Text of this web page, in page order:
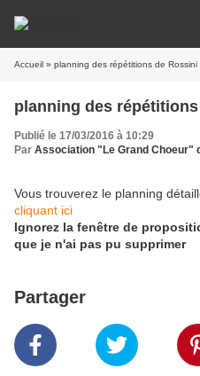
Accueil » planning des répétitions de Rossini
planning des
Publié le 17/03/2016 à 10:29
Par Association "Le Grand Choeur"
Vous trouverez le planning
cliquant ici
Ignorez la fenêtre de
que je n'ai pas pu supprimer
Partager